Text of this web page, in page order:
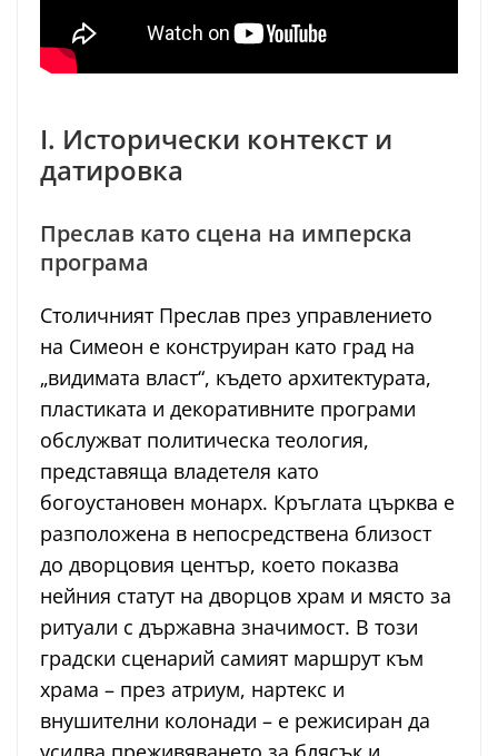
I. Исторически контекст и
датировка
Преслав като сцена на имперска
програма
Столичният Преслав през управлението
на Симеон е конструиран като град на
„видимата власт“, където архитектурата,
пластиката и декоративните програми
обслужват политическа теология,
представяща владетеля като
богоустановен монарх. Кръглата църква е
разположена в непосредствена близост
до дворцовия център, което показва
нейния статут на дворцов храм и място за
ритуали с държавна значимост. В този
градски сценарий самият маршрут към
храма – през атриум, нартекс и
внушителни колонади – е режисиран да